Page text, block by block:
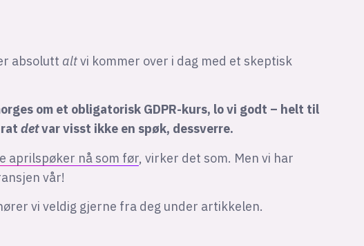
absolutt altvi kommer over i dag med et skeptisk
om et obligatorisk GDPR-kurs, lo vi godt – helt til
detvar visst ikke en spøk, dessverre.
aprilspøker nå som før, virker det som. Men vi har
vår!
vi veldig gjerne fra deg under artikkelen.